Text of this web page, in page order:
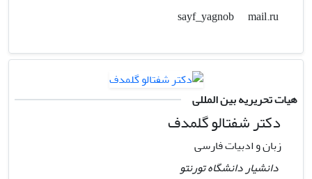
mail.ru
هیات تحریریه بین المللی
دکتر شفتالو گلمدف
زبان و ادبیات فارسی
دانشیار دانشگاه تورنتو